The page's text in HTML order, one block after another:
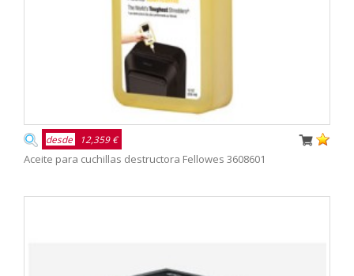
desde 12,359 €
Aceite para cuchillas destructora Fellowes 3608601